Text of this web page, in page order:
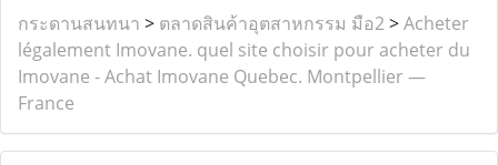
กระดานสนทนา > ตลาดสินค้าอุตสาหกรรม มือ2>Acheter
légalement Imovane. quel site choisir pour acheter du
Imovane - Achat Imovane Quebec. Montpellier —
France